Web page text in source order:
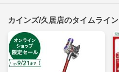
カインズ/久居店のタイムライン